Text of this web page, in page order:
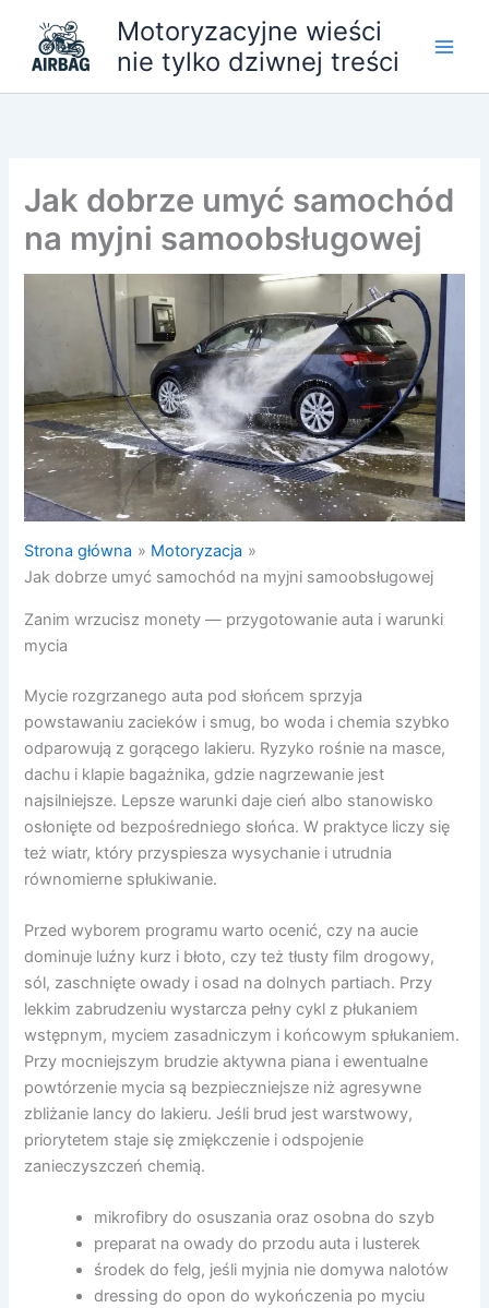
treści
Motoryzacyjne wieści
nie tylko dziwnej treści
Jak dobrze umyć samochód
na myjni samoobsługowej
Strona główna
Motoryzacja
Jak dobrze umyć samochód na myjni samoobsługowej
Zanim wrzucisz monety — przygotowanie auta i warunki
mycia
Mycie rozgrzanego auta pod słońcem sprzyja
powstawaniu zacieków i smug, bo woda i chemia szybko
odparowują z gorącego lakieru. Ryzyko rośnie na masce,
dachu i klapie bagażnika, gdzie nagrzewanie jest
najsilniejsze. Lepsze warunki daje cień albo stanowisko
osłonięte od bezpośredniego słońca. W praktyce liczy się
też wiatr, który przyspiesza wysychanie i utrudnia
równomierne spłukiwanie.
Przed wyborem programu warto ocenić, czy na aucie
dominuje luźny kurz i błoto, czy też tłusty film drogowy,
sól, zaschnięte owady i osad na dolnych partiach. Przy
lekkim zabrudzeniu wystarcza pełny cykl z płukaniem
wstępnym, myciem zasadniczym i końcowym spłukaniem.
Przy mocniejszym brudzie aktywna piana i ewentualne
powtórzenie mycia są bezpieczniejsze niż agresywne
zbliżanie lancy do lakieru. Jeśli brud jest warstwowy,
priorytetem staje się zmiękczenie i odspojenie
zanieczyszczeń chemią.
mikrofibry do osuszania oraz osobna do szyb
preparat na owady do przodu auta i lusterek
środek do felg, jeśli myjnia nie domywa nalotów
dressing do opon do wykończenia po myciu